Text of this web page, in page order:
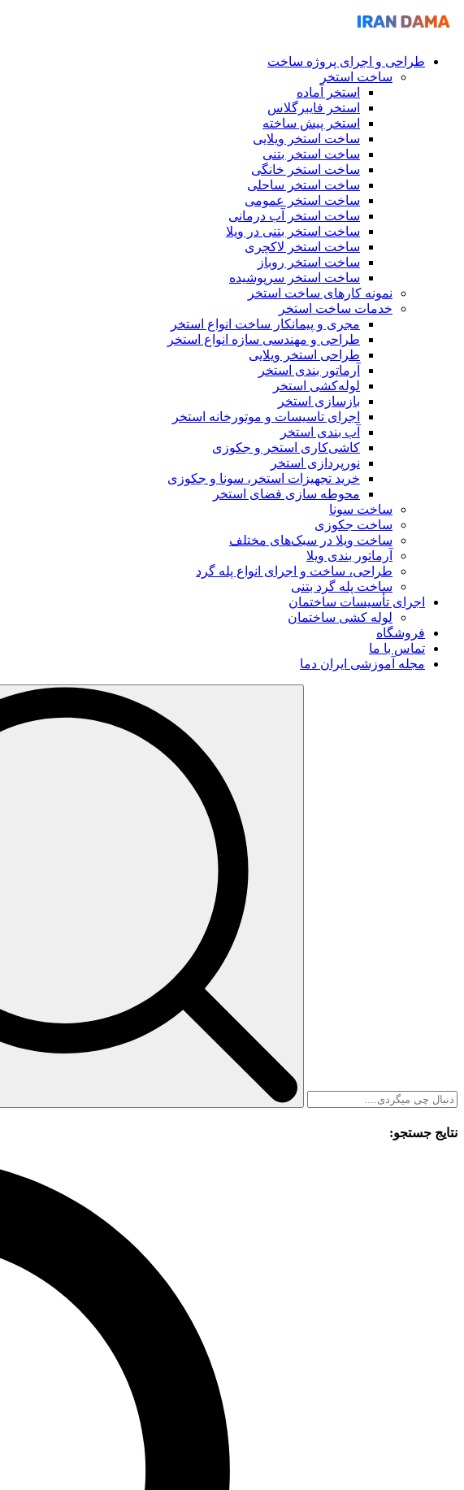
طراحی و اجرای پروژه ساخت
ساخت استخر
استخر آماده
استخر فایبرگلاس
استخر پیش ساخته
ساخت استخر ویلایی
ساخت استخر بتنی
ساخت استخر خانگی
ساخت استخر ساحلی
ساخت استخر عمومی
ساخت استخر آب درمانی
ساخت استخر بتنی در ویلا
ساخت استخر لاکچری
ساخت استخر روباز
ساخت استخر سرپوشیده
نمونه کارهای ساخت استخر
خدمات ساخت استخر
مجری و پیمانکار ساخت انواع استخر
طراحی و مهندسی سازه انواع استخر
طراحی استخر ویلایی
آرماتور بندی استخر
لوله‌کشی استخر
بازسازی استخر
اجرای تاسیسات و موتورخانه استخر
آب‌ بندی استخر
کاشی‌کاری استخر و جکوزی
نورپردازی استخر
خرید تجهیزات استخر، سونا و جکوزی
محوطه‌ سازی فضای استخر
ساخت سونا
ساخت جکوزی
ساخت ویلا در سبک‌های مختلف
آرماتور بندی ویلا
طراحی، ساخت و اجرای انواع پله گرد
ساخت پله گرد بتنی
اجرای تأسیسات ساختمان
لوله کشی ساختمان
فروشگاه
تماس با ما
مجله آموزشی ایران دما
نتایج جستجو: